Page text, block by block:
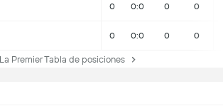
0 0:0 0 0
0 0:0 0 0
Premier Tabla de posiciones